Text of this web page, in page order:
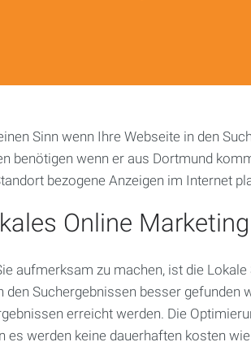
Sinn wenn Ihre Webseite in den
benötigen wenn er aus Dortmund
bezogene Anzeigen im Internet
Online
aufmerksam zu machen, ist die
Suchergebnissen besser
erreicht werden. Die
werden keine dauerhaften kosten